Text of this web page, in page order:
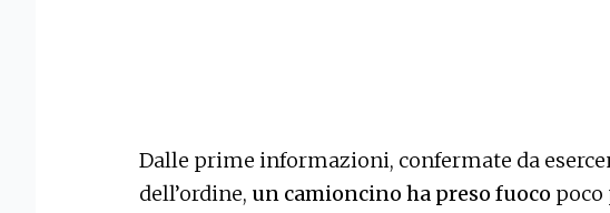
Dalle prime informazioni, confermate da
dell’ordine, un camioncino ha preso fuoco poco